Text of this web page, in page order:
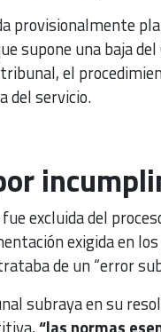
provisionalmente
supone una baja
el
del servicio.
fue excluida del
exigida en
de un “error
subraya en su